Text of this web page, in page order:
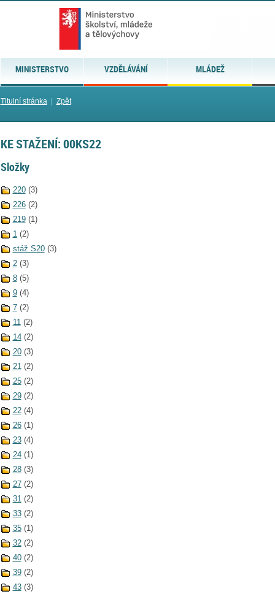
MINISTERSTVO VZDĚLÁVÁNÍ MLÁDEŽ
Titulní stránka| Zpět
KE STAŽENÍ: 00KS22
Složky
220 (3)
226 (2)
219 (1)
1 (2)
stáž S20 (3)
2 (3)
8 (5)
9 (4)
7 (2)
11 (2)
14 (2)
20 (3)
21 (2)
25 (2)
29 (2)
22 (4)
26 (1)
23 (4)
24 (1)
28 (3)
27 (2)
31 (2)
33 (2)
35 (1)
32 (2)
40 (2)
39 (2)
43 (3)